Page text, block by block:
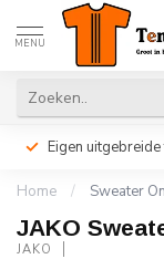
MENU
Eigen
Home / Sweater
JAKO
JAKO